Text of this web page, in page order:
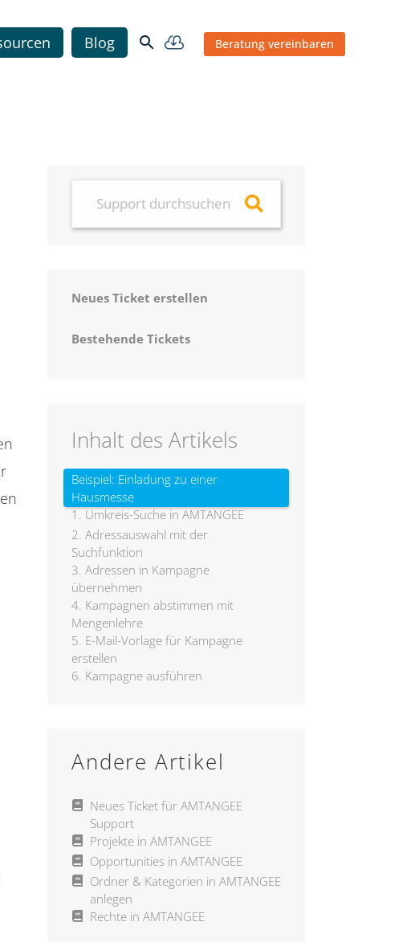
Blog 
 Beratung vereinbaren
Neues Ticket erstellen
Bestehende Tickets
Inhalt des Artikels
Beispiel: Einladung zu einer
Hausmesse
1. Umkreis-Suche in AMTANGEE
2. Adressauswahl mit der
Suchfunktion
3. Adressen in Kampagne
übernehmen
4. Kampagnen abstimmen mit
Mengenlehre
5. E-Mail-Vorlage für Kampagne
erstellen
6. Kampagne ausführen
Andere Artikel
Neues Ticket für AMTANGEE
Support
Projekte in AMTANGEE
Opportunities in AMTANGEE
Ordner & Kategorien in AMTANGEE
anlegen
Rechte in AMTANGEE